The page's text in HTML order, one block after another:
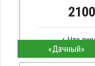
Клееный брус
«Дачный»